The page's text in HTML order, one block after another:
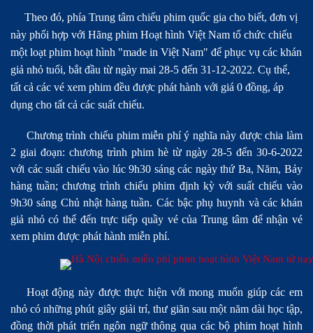
Theo đó, phía Trung tâm chiếu phim quốc gia cho biết, đơn vị
này phối hợp với Hãng phim Hoạt hình Việt Nam tổ chức chiếu
một loạt phim hoạt hình "made in Việt Nam" để phục vụ các khán
giả nhỏ tuổi, bắt đầu từ ngày mai 28-5 đến 31-12-2022. Cụ thể,
tất cả các vé xem phim đều được phát hành với giá 0 đồng, áp
dụng cho tất cả các suất chiếu.
Chương trình chiếu phim miễn phí ý nghĩa này được chia làm
2 giai đoạn: chương trình phim hè từ ngày 28-5 đến 30-6-2022
với các suất chiếu vào lúc 9h30 sáng các ngày thứ Ba, Năm, Bảy
hàng tuần; chương trình chiếu phim định kỳ với suất chiếu vào
9h30 sáng Chủ nhật hàng tuần. Các bậc phụ huynh và các khán
giả nhỏ có thể đến trực tiếp quầy vé của Trung tâm để nhận vé
xem phim được phát hành miễn phí.
Hoạt động này được thực hiện với mong muốn giúp các em
nhỏ có những phút giây giải trí, thư giãn sau một năm dài học tập,
đồng thời phát triển ngôn ngữ thông qua các bộ phim hoạt hình